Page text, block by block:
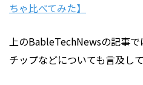
ちゃ比べてみた】
上のBableTechNewsの記事
チップなどについても言及して